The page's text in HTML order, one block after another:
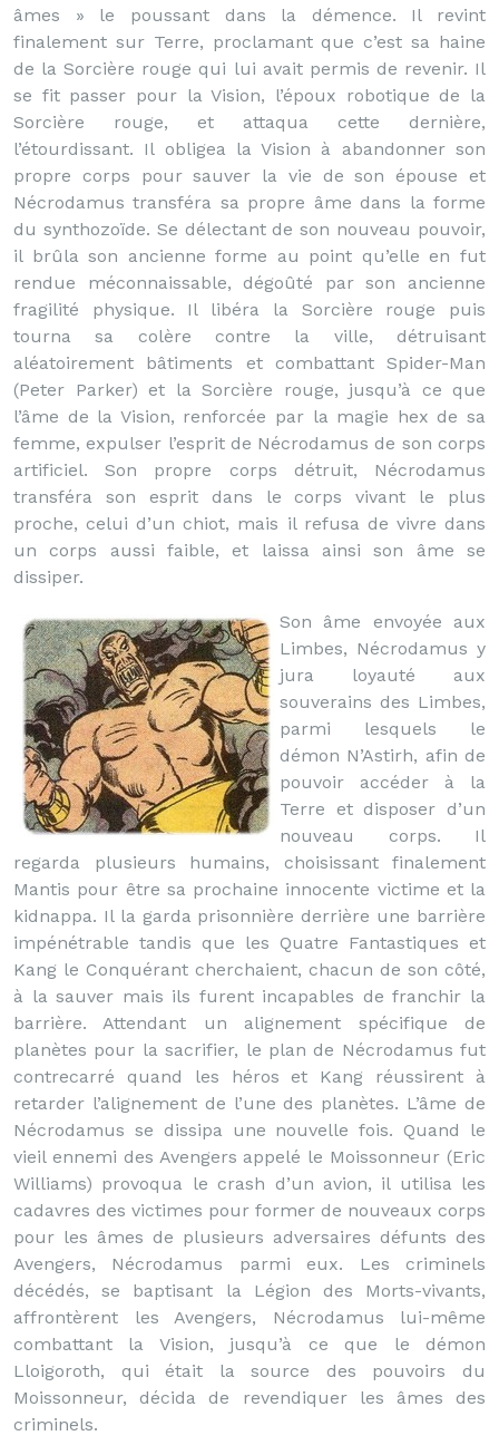
âmes » le poussant dans la démence. Il revint
finalement sur Terre, proclamant que c’est sa haine
de la Sorcière rouge qui lui avait permis de revenir. Il
se fit passer pour la Vision, l’époux robotique de la
Sorcière rouge, et attaqua cette dernière,
l’étourdissant. Il obligea la Vision à abandonner son
propre corps pour sauver la vie de son épouse et
Nécrodamus transféra sa propre âme dans la forme
du synthozoïde. Se délectant de son nouveau pouvoir,
il brûla son ancienne forme au point qu’elle en fut
rendue méconnaissable, dégoûté par son ancienne
fragilité physique. Il libéra la Sorcière rouge puis
tourna sa colère contre la ville, détruisant
aléatoirement bâtiments et combattant Spider-Man
(Peter Parker) et la Sorcière rouge, jusqu’à ce que
l’âme de la Vision, renforcée par la magie hex de sa
femme, expulser l’esprit de Nécrodamus de son corps
artificiel. Son propre corps détruit, Nécrodamus
transféra son esprit dans le corps vivant le plus
proche, celui d’un chiot, mais il refusa de vivre dans
un corps aussi faible, et laissa ainsi son âme se
dissiper.
Son âme envoyée aux
Limbes, Nécrodamus y
jura loyauté aux
souverains des Limbes,
parmi lesquels le
démon N’Astirh, afin de
pouvoir accéder à la
Terre et disposer d’un
nouveau corps. Il
regarda plusieurs humains, choisissant finalement
Mantis pour être sa prochaine innocente victime et la
kidnappa. Il la garda prisonnière derrière une barrière
impénétrable tandis que les Quatre Fantastiques et
Kang le Conquérant cherchaient, chacun de son côté,
à la sauver mais ils furent incapables de franchir la
barrière. Attendant un alignement spécifique de
planètes pour la sacrifier, le plan de Nécrodamus fut
contrecarré quand les héros et Kang réussirent à
retarder l’alignement de l’une des planètes. L’âme de
Nécrodamus se dissipa une nouvelle fois. Quand le
vieil ennemi des Avengers appelé le Moissonneur (Eric
Williams) provoqua le crash d’un avion, il utilisa les
cadavres des victimes pour former de nouveaux corps
pour les âmes de plusieurs adversaires défunts des
Avengers, Nécrodamus parmi eux. Les criminels
décédés, se baptisant la Légion des Morts-vivants,
affrontèrent les Avengers, Nécrodamus lui-même
combattant la Vision, jusqu’à ce que le démon
Lloigoroth, qui était la source des pouvoirs du
Moissonneur, décida de revendiquer les âmes des
criminels.